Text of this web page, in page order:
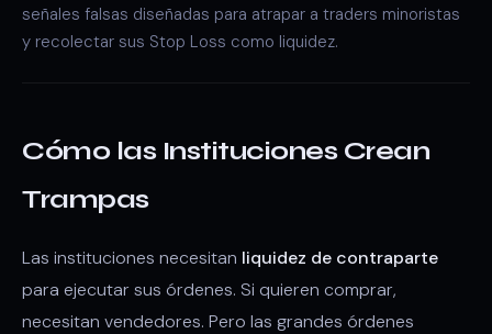
señales falsas diseñadas para atrapar a traders minoristas
y recolectar sus Stop Loss como liquidez.
Cómo las Instituciones Crean
Trampas
Las instituciones necesitan liquidez de contraparte
para ejecutar sus órdenes. Si quieren comprar,
necesitan vendedores. Pero las grandes órdenes